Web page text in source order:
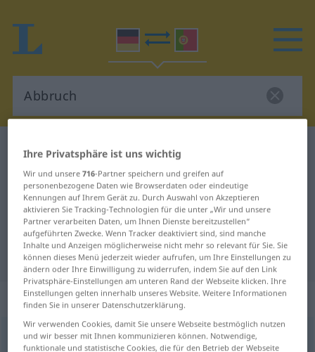
Deutsch-Portugiesisch Wörterbuch
Deutsch-Portugiesisch
Übersetzung für "Abbruch"
"Abbruch" Portugiesisch
Übersetzung
„Abbruch“: Maskulinum
Abbruch m <-(e)s;Abbrüche>
Ihre Privatsphäre ist uns wichtig
Wir und unsere716-Partner speichern und greifen auf
personenbezogene Daten wie Browserdaten oder eindeutige
Kennungen auf Ihrem Gerät zu. Durch Auswahl von Akzeptieren
aktivieren Sie Tracking-Technologien für die unter „Wir und unsere
Partner verarbeiten Daten, um Ihnen Dienste bereitzustellen“
aufgeführten Zwecke. Wenn Tracker deaktiviert sind, sind manche
Inhalte und Anzeigen möglicherweise nicht mehr so relevant für Sie. Sie
können dieses Menü jederzeit wieder aufrufen, um Ihre Einstellungen zu
ändern oder Ihre Einwilligung zu widerrufen, indem Sie auf den Link
Privatsphäre-Einstellungen am unteren Rand der Webseite klicken. Ihre
Einstellungen gelten innerhalb unseres Website. Weitere Informationen
finden Sie in unserer Datenschutzerklärung.
Wir verwenden Cookies, damit Sie unsere Webseite bestmöglich nutzen
und wir besser mit Ihnen kommunizieren können. Notwendige,
funktionale und statistische Cookies, die für den Betrieb der Webseite